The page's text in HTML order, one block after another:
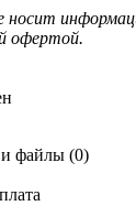
носит
офертой.
файлы (0)